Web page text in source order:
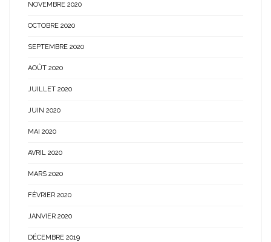
NOVEMBRE 2020
OCTOBRE 2020
SEPTEMBRE 2020
AOÛT 2020
JUILLET 2020
JUIN 2020
MAI 2020
AVRIL 2020
MARS 2020
FÉVRIER 2020
JANVIER 2020
DÉCEMBRE 2019